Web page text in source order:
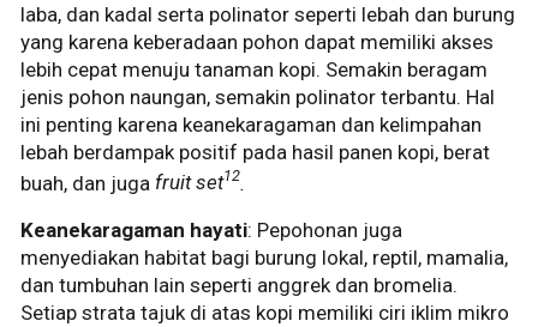
laba, dan kadal serta polinator seperti lebah dan burung
yang karena keberadaan pohon dapat memiliki akses
lebih cepat menuju tanaman kopi. Semakin beragam
jenis pohon naungan, semakin polinator terbantu. Hal
ini penting karena keanekaragaman dan kelimpahan
lebah berdampak positif pada hasil panen kopi, berat
buah, dan juga fruit set12.
Keanekaragaman hayati: Pepohonan juga
menyediakan habitat bagi burung lokal, reptil, mamalia,
dan tumbuhan lain seperti anggrek dan bromelia.
Setiap strata tajuk di atas kopi memiliki ciri iklim mikro